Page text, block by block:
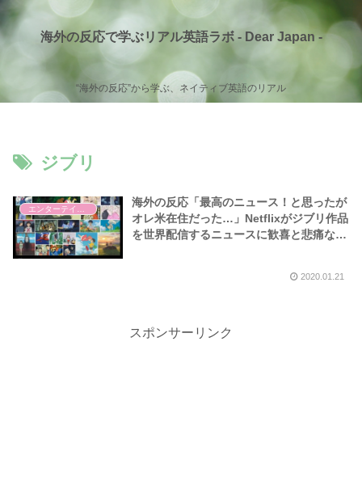
海外の反応で学ぶリアル英語ラボ - Dear Japan -
“海外の反応”から学ぶ、ネイティブ英語のリアル
ジブリ
エンターテイメント
海外の反応「最高のニュース！と思ったが
オレ米在住だった…」Netflixがジブリ作品
を世界配信するニュースに歓喜と悲痛な
2020.01.21
スポンサーリンク